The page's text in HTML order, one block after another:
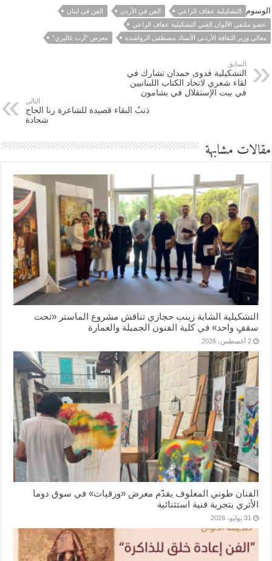
الوسوم التشكيلية عفاف الراعي الفن في الأردن
الفن في لبنان
عضو ملتقى الألوان الفني التشكيلية عفاف الراعي
معالي وزير الثقافة الأردني الأستاذ مصطفى الرواشدة
معرض “آرت غاليري”
السابق
التشكيلية فدوى حمدان تشارك في
لقاء شعري لاتخاد الكتاب اللبنانيين
في بيت الإستقلال في بشامون
التالي
ذنبُ البقاء قصيدة للشاعرة رنا الحاج
شحادة
مقالات مشابهة
التشكيلية الشابة زينب حجازي تناقش مشروع الماستر «تحت
سقفٍ واحد» في كلية الفنون الجميلة والعمارة
2 أغسطس، 2026
الفنان طوني المعلوف يقدّم معرض «ورقيات» في سوق دوما
الأثري بتجربة فنية استثنائية
31 يوليو، 2026